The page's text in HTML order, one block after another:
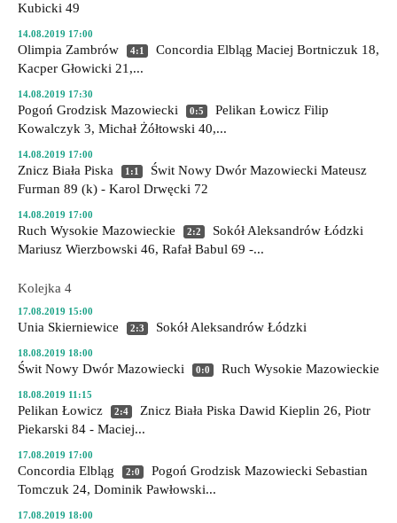
Kubicki 49
14.08.2019 17:00
Olimpia Zambrów 4:1 Concordia Elbląg Maciej Bortniczuk 18,
Kacper Głowicki 21,...
14.08.2019 17:30
Pogoń Grodzisk Mazowiecki 0:5 Pelikan Łowicz Filip
Kowalczyk 3, Michał Żółtowski 40,...
14.08.2019 17:00
Znicz Biała Piska 1:1 Świt Nowy Dwór Mazowiecki Mateusz
Furman 89 (k) - Karol Drwęcki 72
14.08.2019 17:00
Ruch Wysokie Mazowieckie 2:2
Sokół Aleksandrów Łódzki
Mariusz Wierzbowski 46, Rafał Babul 69 -...
Kolejka 4
17.08.2019 15:00
Unia Skierniewice 2:3 Sokół Aleksandrów Łódzki
18.08.2019 18:00
Świt Nowy Dwór Mazowiecki 0:0 Ruch Wysokie Mazowieckie
18.08.2019 11:15
Pelikan Łowicz 2:4 Znicz Biała Piska Dawid Kieplin 26, Piotr
Piekarski 84 - Maciej...
17.08.2019 17:00
Concordia Elbląg 2:0 Pogoń Grodzisk Mazowiecki Sebastian
Tomczuk 24, Dominik Pawłowski...
17.08.2019 18:00